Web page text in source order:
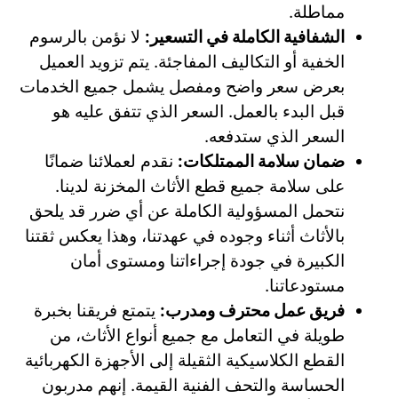
مماطلة.
الشفافية الكاملة في التسعير: لا نؤمن بالرسوم
الخفية أو التكاليف المفاجئة. يتم تزويد العميل
بعرض سعر واضح ومفصل يشمل جميع الخدمات
قبل البدء بالعمل. السعر الذي تتفق عليه هو
السعر الذي ستدفعه.
ضمان سلامة الممتلكات: نقدم لعملائنا ضمانًا
على سلامة جميع قطع الأثاث المخزنة لدينا.
نتحمل المسؤولية الكاملة عن أي ضرر قد يلحق
بالأثاث أثناء وجوده في عهدتنا، وهذا يعكس ثقتنا
الكبيرة في جودة إجراءاتنا ومستوى أمان
مستودعاتنا.
فريق عمل محترف ومدرب: يتمتع فريقنا بخبرة
طويلة في التعامل مع جميع أنواع الأثاث، من
القطع الكلاسيكية الثقيلة إلى الأجهزة الكهربائية
الحساسة والتحف الفنية القيمة. إنهم مدربون